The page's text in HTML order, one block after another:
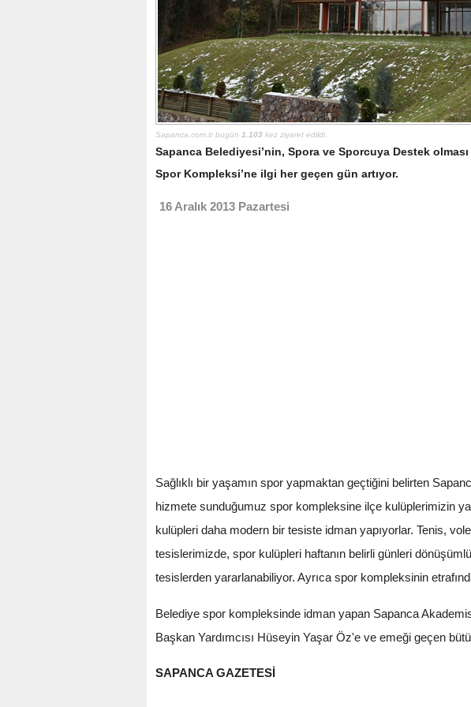
Sapanca.com.tr bugün 1.103kez ziyaret edildi.
Sapanca Belediyesi’nin, Spora ve Sporcuya Destek olması
Spor Kompleksi’ne ilgi her geçen gün artıyor.
16 Aralık 2013 Pazartesi
Sağlıklı bir yaşamın spor yapmaktan geçtiğini belirten
hizmete sunduğumuz spor kompleksine ilçe kulüplerimizin
kulüpleri daha modern bir tesiste idman yapıyorlar. Tenis,
tesislerimizde, spor kulüpleri haftanın belirli günleri
tesislerden yararlanabiliyor. Ayrıca spor kompleksinin
Belediye spor kompleksinde idman yapan Sapanca
Başkan Yardımcısı Hüseyin Yaşar Öz'e ve emeği geçen
SAPANCA GAZETESİ